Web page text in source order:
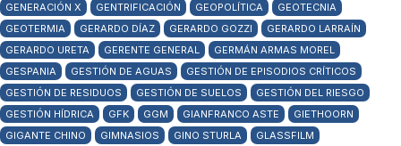
GENERACIÓN X
GENTRIFICACIÓN GEOPOLÍTICA
GEOTECNIA
GEOTERMIA
GERARDO DÍAZ GERARDO GOZZI
GERARDO LARRAÍN
GERARDO URETA
GERENTE GENERAL
GERMÁN ARMAS MOREL
GESPANIA
GESTIÓN DE AGUAS
GESTIÓN DE EPISODIOS CRÍTICOS
GESTIÓN DE RESIDUOS
GESTIÓN DE SUELOS
GESTIÓN DEL RIESGO
GESTIÓN HÍDRICA
GFK GGM GIANFRANCO ASTE
GIETHOORN
GIGANTE CHINO
GIMNASIOS GINO STURLA
GLASSFILM